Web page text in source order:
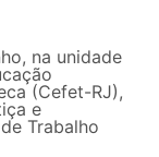
na unidade
(Cefet-RJ),
e
Trabalho